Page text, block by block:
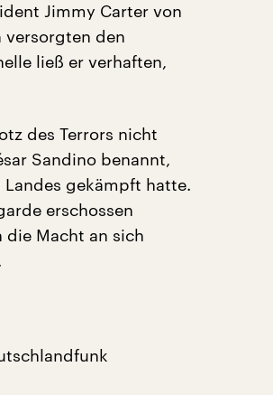
Jimmy Carter von
versorgten den
ließ er verhaften,
des Terrors nicht
Sandino benannt,
Landes gekämpft hatte.
erschossen
die Macht an sich